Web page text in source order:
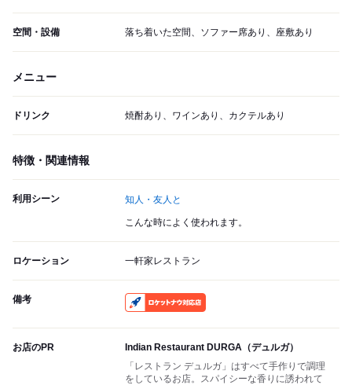
空間・設備 落ち着いた空間、ソファー席あり、座敷あり
メニュー
ドリンク 焼酎あり、ワインあり、カクテルあり
特徴・関連情報
利用シーン 知人・友人と
こんな時によく使われます。
ロケーション 一軒家レストラン
備考
お店のPR
Indian Restaurant DURGA（デュルガ）
「レストラン デュルガ」はすべて手作りで調理
をしているお店。スパイシーな香りに誘われて